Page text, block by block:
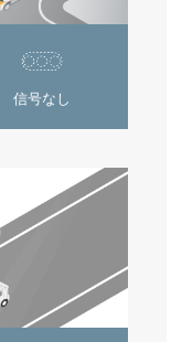
信号なし